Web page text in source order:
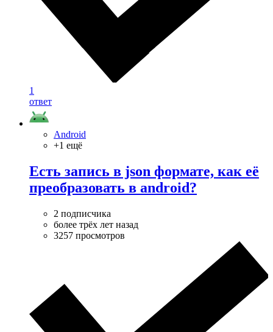
1
ответ
Android
+1 ещё
Есть запись в json формате, как её
преобразовать в android?
2 подписчика
более трёх лет назад
3257 просмотров